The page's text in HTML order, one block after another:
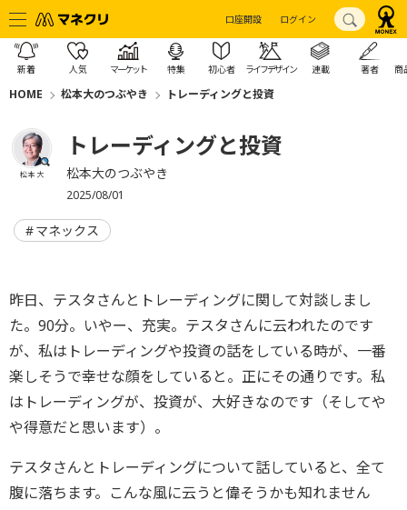
口座開設 ログイン
新着 人気 マーケット 特集 初心者 ライフデザイン 連載 著者 商
HOME 松本大のつぶやき トレーディングと投資
松本 大
トレーディングと投資
松本大のつぶやき
2025/08/01
マネックス
昨日、テスタさんとトレーディングに関して対談しまし
た。90分。いやー、充実。テスタさんに云われたのです
が、私はトレーディングや投資の話をしている時が、一番
楽しそうで幸せな顔をしていると。正にその通りです。私
はトレーディングが、投資が、大好きなのです（そしてや
や得意だと思います）。
テスタさんとトレーディングについて話していると、全て
腹に落ちます。こんな風に云うと偉そうかも知れません